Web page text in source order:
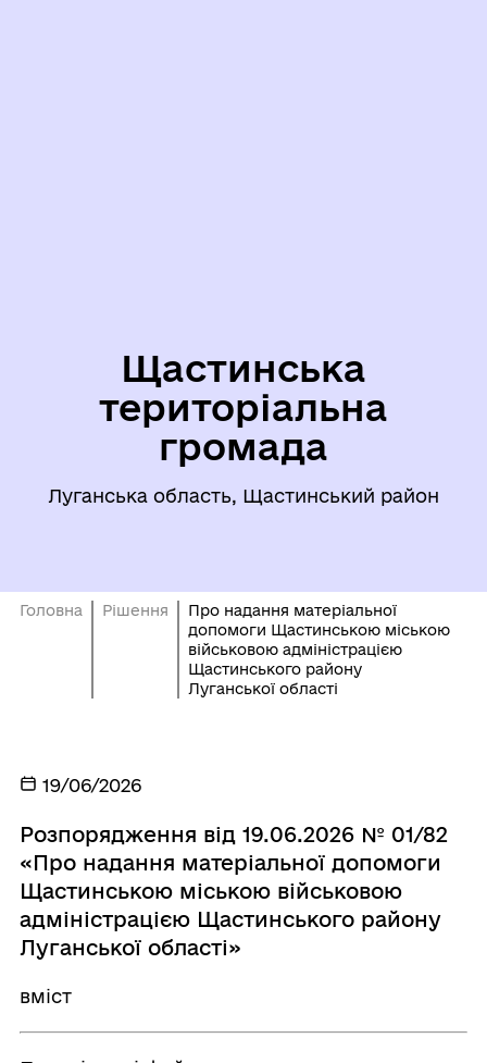
Щастинська
територіальна
громада
Луганська область, Щастинський район
Головна Рішення
Про надання матеріальної
допомоги Щастинською міською
військовою адміністрацією
Щастинського району
Луганської області
19/06/2026
Розпорядження від 19.06.2026 № 01/82
«Про надання матеріальної допомоги
Щастинською міською військовою
адміністрацією Щастинського району
Луганської області»
вміст